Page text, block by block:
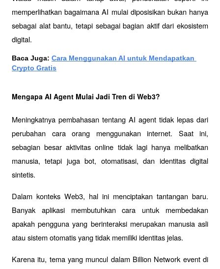
memperlihatkan bagaimana AI mulai diposisikan bukan hanya
sebagai alat bantu, tetapi sebagai bagian aktif dari ekosistem
digital.
Baca Juga: Cara Menggunakan AI untuk Mendapatkan
Crypto Gratis
Mengapa AI Agent Mulai Jadi Tren di Web3?
Meningkatnya pembahasan tentang AI agent tidak lepas dari
perubahan cara orang menggunakan internet. Saat ini,
sebagian besar aktivitas online tidak lagi hanya melibatkan
manusia, tetapi juga bot, otomatisasi, dan identitas digital
sintetis.
Dalam konteks Web3, hal ini menciptakan tantangan baru.
Banyak aplikasi membutuhkan cara untuk membedakan
apakah pengguna yang berinteraksi merupakan manusia asli
atau sistem otomatis yang tidak memiliki identitas jelas.
Karena itu, tema yang muncul dalam Billion Network event di